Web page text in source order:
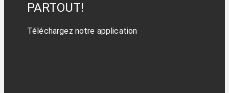
PARTOUT!
Téléchargez notre application